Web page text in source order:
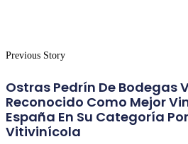
Previous Story
Ostras Pedrín De Bodegas
Reconocido Como Mejor
España En Su Categoría
Vitivinícola